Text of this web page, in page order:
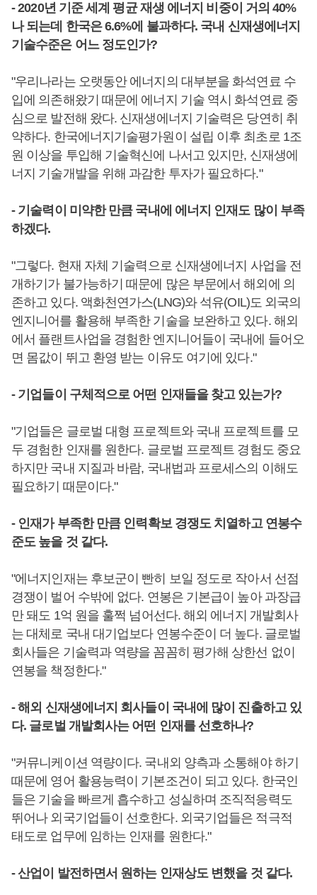
- 2020년 기준 세계 평균 재생 에너지 비중이 거의 40%
나 되는데 한국은 6.6%에 불과하다. 국내 신재생에너지
기술수준은 어느 정도인가?
"우리나라는 오랫동안 에너지의 대부분을 화석연료 수
입에 의존해왔기 때문에 에너지 기술 역시 화석연료 중
심으로 발전해 왔다. 신재생에너지 기술력은 당연히 취
약하다. 한국에너지기술평가원이 설립 이후 최초로 1조
원 이상을 투입해 기술혁신에 나서고 있지만, 신재생에
너지 기술개발을 위해 과감한 투자가 필요하다."
- 기술력이 미약한 만큼 국내에 에너지 인재도 많이 부족
하겠다.
"그렇다. 현재 자체 기술력으로 신재생에너지 사업을 전
개하기가 불가능하기 때문에 많은 부문에서 해외에 의
존하고 있다. 액화천연가스(LNG)와 석유(OIL)도 외국의
엔지니어를 활용해 부족한 기술을 보완하고 있다. 해외
에서 플랜트사업을 경험한 엔지니어들이 국내에 들어오
면 몸값이 뛰고 환영 받는 이유도 여기에 있다."
- 기업들이 구체적으로 어떤 인재들을 찾고 있는가?
"기업들은 글로벌 대형 프로젝트와 국내 프로젝트를 모
두 경험한 인재를 원한다. 글로벌 프로젝트 경험도 중요
하지만 국내 지질과 바람, 국내법과 프로세스의 이해도
필요하기 때문이다."
- 인재가 부족한 만큼 인력확보 경쟁도 치열하고 연봉수
준도 높을 것 같다.
"에너지인재는 후보군이 빤히 보일 정도로 작아서 선점
경쟁이 벌어 수밖에 없다. 연봉은 기본급이 높아 과장급
만 돼도 1억 원을 훌쩍 넘어선다. 해외 에너지 개발회사
는 대체로 국내 대기업보다 연봉수준이 더 높다. 글로벌
회사들은 기술력과 역량을 꼼꼼히 평가해 상한선 없이
연봉을 책정한다."
- 해외 신재생에너지 회사들이 국내에 많이 진출하고 있
다. 글로벌 개발회사는 어떤 인재를 선호하나?
"커뮤니케이션 역량이다. 국내외 양측과 소통해야 하기
때문에 영어 활용능력이 기본조건이 되고 있다. 한국인
들은 기술을 빠르게 흡수하고 성실하며 조직적응력도
뛰어나 외국기업들이 선호한다. 외국기업들은 적극적
태도로 업무에 임하는 인재를 원한다."
- 산업이 발전하면서 원하는 인재상도 변했을 것 같다.